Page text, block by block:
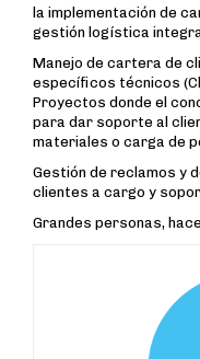
la implementación de
gestión logística
Manejo de cartera de
específicos técnicos
Proyectos donde el
para dar soporte al
materiales o carga de
Gestión de reclamos y
clientes a cargo y
Grandes personas,